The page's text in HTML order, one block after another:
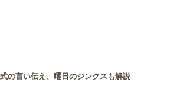
の言い伝え、曜日のジンクスも解説